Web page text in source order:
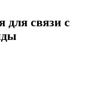
для связи с